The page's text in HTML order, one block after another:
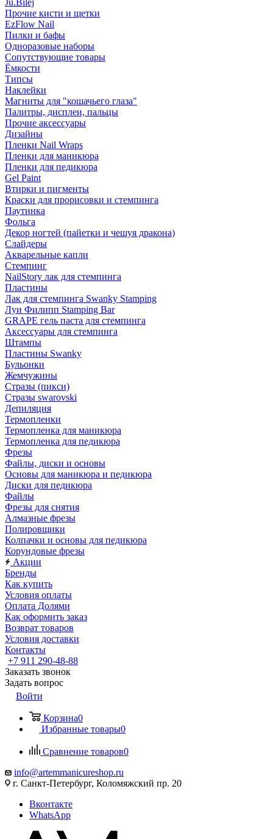
Ju.Bilej
Прочие кисти и щетки
EzFlow Nail
Пилки и бафы
Одноразовые наборы
Сопутствующие товары
Ёмкости
Типсы
Наклейки
Магниты для "кошачьего глаза"
Палитры, дисплеи, пальцы
Прочие аксессуары
Дизайны
Пленки Nail Wraps
Пленки для маникюра
Пленки для педикюра
Gel Paint
Втирки и пигменты
Краски для прорисовки и стемпинга
Паутинка
Фольга
Декор ногтей (пайетки и чешуя дракона)
Слайдеры
Акварельные капли
Стемпинг
NailStory лак для стемпинга
Пластины
Лак для стемпинга Swanky Stamping
Луи Филипп Stamping Bar
GRAPE гель паста для стемпинга
Аксессуары для стемпинга
Штампы
Пластины Swanky
Бульонки
Жемчужины
Стразы (пикси)
Cтразы swarovski
Депиляция
Термопленки
Термопленка для маникюра
Термопленка для педикюра
Фрезы
Файлы, диски и основы
Основы для маникюра и педикюра
Диски для педикюра
Файлы
Фрезы для снятия
Алмазные фрезы
Полировщики
Колпачки и основы для педикюра
Корундовые фрезы
Акции
Бренды
Как купить
Условия оплаты
Оплата Долями
Как оформить заказ
Возврат товаров
Условия доставки
Контакты
+7 911 290-48-88
Заказать звонок
Задать вопрос
Войти
Корзина0
Избранные товары0
Сравнение товаров0
info@artemmanicureshop.ru
г. Санкт-Петербург, Коломяжский пр. 20
Вконтакте
WhatsApp